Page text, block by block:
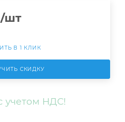
/шт
В 1 КЛИК
СКИДКУ
учетом НДС!